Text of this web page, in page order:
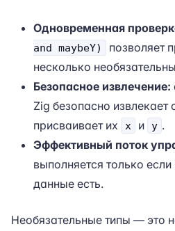
Одновременная
and maybeY)
позволяет
несколько
Безопасное извлечение:
Zig безопасно извлекает
присваивает их
x и y .
Эффективный поток
выполняется только
данные есть.
Необязательные типы — это